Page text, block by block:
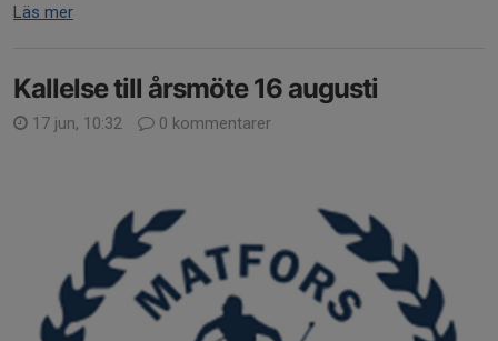
Läs mer
Kallelse till årsmöte 16 augusti
17 jun, 10:32 0 kommentarer